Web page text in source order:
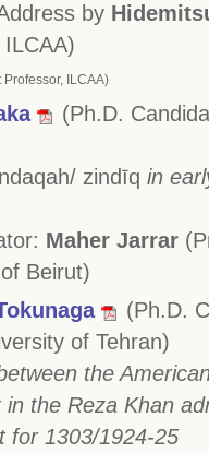
by
Professor, ILCAA)
(Ph.D.
zindīq in
Maher Jarrar
Beirut)
(Ph.D.
of Tehran)
the
in the Reza Khan
for 1303/1924-25